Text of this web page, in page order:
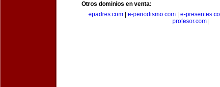
Otros dominios en venta:
epadres.com
e-periodismo.com
e-
profesor.com